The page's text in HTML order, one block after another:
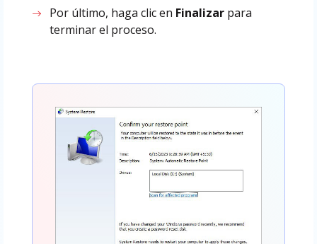
Por último, haga clic en Finalizar para
terminar el proceso.